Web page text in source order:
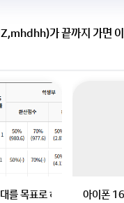
가 끝까지 가면
혹은 광고 [X]를 누르면 내용이 보
를 목표로 하고 있는 09년
아이폰